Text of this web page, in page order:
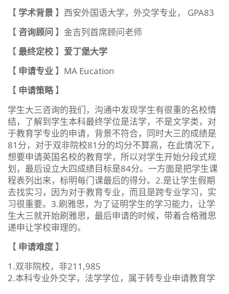
【 学术背景 】西安外国语大学，外交学专业， GPA83
【 咨询顾问 】金吉列首席顾问老师
【 最终定校 】 爱丁堡大学
【 申请专业 】MA Eucation
【 申请策略】
学生大三咨询的我们，沟通中发现学生有很重的名校情
结，了解到学生本科最终学位是法学，不是文学类，对
于教育学专业的申请，背景不符合，同时大三的成绩是
81分，对于双非院校81分的均分不算高，在此情况下，
想要申请英国名校的教育学，所以对学生开始分段式规
划，最后设立大四成绩目标是84分。一方面是把学生课
程表列出来，标明每门课最后的得分。2.是让学生假期
去找实习，因为对于教育专业，而且是跨专业学习，实
习很重要。3.刷雅思，为了证明学生的学习能力，让学
生大三就开始刷雅思，最后申请的时候，带着合格雅思
递申让学校审理的。
【 申请难度 】
1.双非院校，非211,985
2.本科专业外交学，法学学位，属于转专业申请教育学